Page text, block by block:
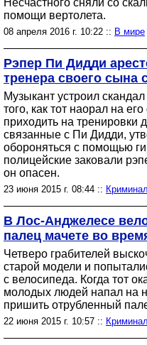
Несчастного сняли со
помощи вертолета.
08 апреля 2016 г. 10:22 :: В мире
Рэпер Пи Дидди
тренера своего сына
Музыкант устроил
того, как тот наорал на
приходить на тренировки
связанные с Пи Дидди,
обороняться с помощью
полицейские заковали
он опасен.
23 июня 2015 г. 08:44 :: Криминал
В Лос-Анджелесе
палец мачете во
Четверо грабителей
старой модели и
с велосипеда. Когда тот
молодых людей напал на
пришить отрубленный
22 июня 2015 г. 10:57 :: Криминал